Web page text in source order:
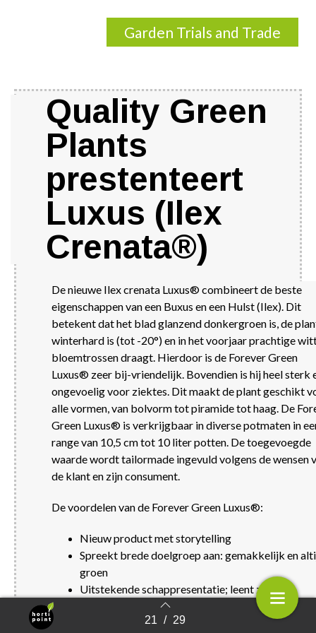
Terug naar overzicht 21 / 29
Garden Trials and Trade
Quality Green
Plants
prestenteert
Luxus (Ilex
Crenata®)
De nieuwe Ilex crenata Luxus® combineert de beste
eigenschappen van een Buxus en een Hulst (Ilex). Dit
betekent dat het blad glanzend donkergroen is, de
winterhard is (tot -20°) en in het voorjaar prachtige
bloemtrossen draagt. Hierdoor is de Forever Green
Luxus® zeer bij-vriendelijk. Bovendien is hij heel sterk
ongevoelig voor ziektes. Dit maakt de plant geschikt
alle vormen, van bolvorm tot piramide tot haag. De
Green Luxus® is verkrijgbaar in diverse potmaten in
range van 10,5 cm tot 10 liter potten. De toegevoegde
waarde wordt tailormade ingevuld volgens de wensen
de klant en zijn consument.
De voordelen van de Forever Green Luxus®:
Nieuw product met storytelling
Spreekt brede doelgroep aan: gemakkelijk en
groen
Uitstekende schappresentatie; leent zich om
jaarrond te voeren
Breed aanbod vormen en maten